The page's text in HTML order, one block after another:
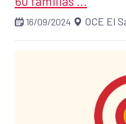
16/09/2024 OCE El